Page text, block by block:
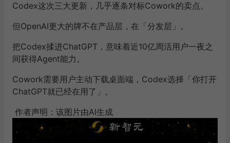
Codex这次三大更新，几乎逐条对标Cowork的卖点。
但OpenAI更大的牌不在产品层，在「分发层」。